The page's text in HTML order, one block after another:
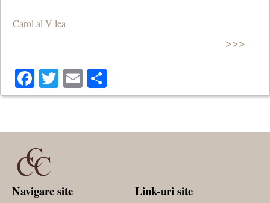
Carol al V-lea
>>>
Facebook
Twitter
Email
Navigare site Link-uri site